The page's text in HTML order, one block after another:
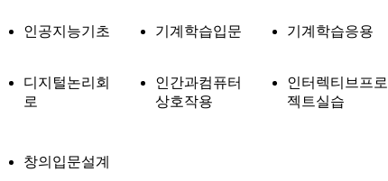
인공지능기초 기계학습입문 기계학습응용
디지털논리회
로
인간과컴퓨터
상호작용
인터렉티브프로
젝트실습
창의입문설계